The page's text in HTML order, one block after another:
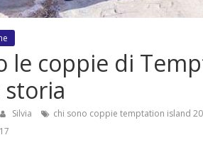
le coppie di
storia
Silvia chi sono coppie temptation island